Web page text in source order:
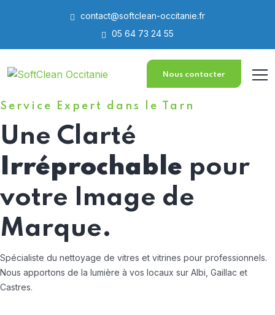
contact@softclean-occitanie.fr
05 64 73 24 55
Nous contacter
Service Expert dans le Tarn
Une Clarté
Irréprochable pour
votre Image de
Marque.
Spécialiste du nettoyage de vitres et vitrines pour professionnels.
Nous apportons de la lumière à vos locaux sur Albi, Gaillac et
Castres.